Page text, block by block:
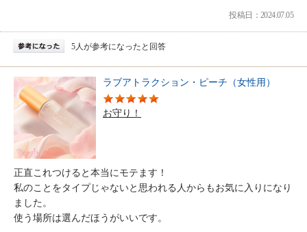
投稿日：2024.07.05
5人が参考になったと回答
ラブアトラクション・ピーチ（女性用）
お守り！
正直これつけると本当にモテます！
私のことをタイプじゃないと思われる人からもお気に入りになり
ました。
使う場所は選んだほうがいいです。